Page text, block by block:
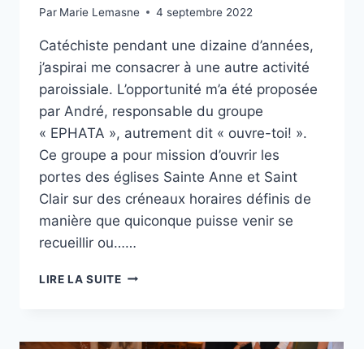
Par Marie Lemasne 4 septembre 2022
Catéchiste pendant une dizaine d’années,
j’aspirai me consacrer à une autre activité
paroissiale. L’opportunité m’a été proposée
par André, responsable du groupe
« EPHATA », autrement dit « ouvre-toi! ».
Ce groupe a pour mission d’ouvrir les
portes des églises Sainte Anne et Saint
Clair sur des créneaux horaires définis de
manière que quiconque puisse venir se
recueillir ou……
LIRE LA SUITEOUVRIR